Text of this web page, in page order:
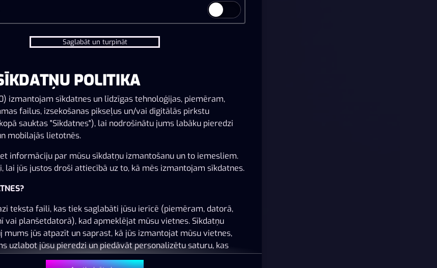
Šai spēlei nav pieejama demo versija. Lūdzu,
pieslēdzies, lai spēlētu ar īstu naudu.
Pieslēgties
Saglabāt un turpināt
POLITIKA
izmantojam sīkdatnes un līdzīgas tehnoloģijas, piemēram,
failus, izsekošanas pikseļus un/vai digitālās pirkstu
sauktas "Sīkdatnes"), lai nodrošinātu jums labāku pieredzi
mobilajās lietotnēs.
informāciju par mūsu sīkdatņu izmantošanu un to iemesliem.
lai jūs justos droši attiecībā uz to, kā mēs izmantojam sīkdatnes.
teksta faili, kas tiek saglabāti jūsu ierīcē (piemēram, datorā,
vai planšetdatorā), kad apmeklējat mūsu vietnes. Sīkdatņu
mums jūs atpazīt un saprast, kā jūs izmantojat mūsu vietnes,
uzlabot jūsu pieredzi un piedāvāt personalizētu saturu, kas